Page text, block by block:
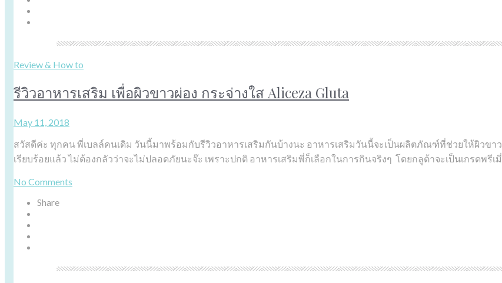
Review & How to
รีวิวอาหารเสริม เพื่อผิวขาวผ่อง กระจ่างใส Aliceza Gluta
May 11, 2018
สวัสดีค่ะ ทุกคน พี่เบลล์คนเดิม วันนี้มาพร้อมกับรีวิวอาหารเสริมกันบ้างนะ อาหารเสริมวันนี้จะเป็นผลิตภัณฑ์ที่ช่วยให้ผิวขา
เรียบร้อยแล้ว ไม่ต้องกลัวว่าจะไม่ปลอดภัยนะจ๊ะ เพราะปกติ อาหารเสริมพี่ก็เลือกในการกินจริงๆ โดยกลูต้าจะเป็นเกรดพรีเ
No Comments
Share